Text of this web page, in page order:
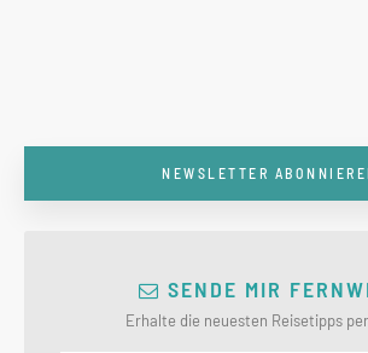
NEWSLETTER
SENDE MIR
Erhalte die neuesten Reisetipps